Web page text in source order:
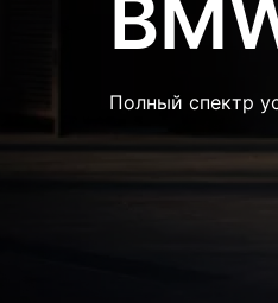
Полный спектр